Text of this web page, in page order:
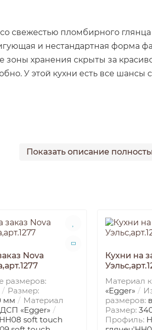
свежестью пломбирного
и нестандартная форма
хранения скрыты за
У этой кухни есть все
Показать описание
Nova
размеров:
Размер:
мм
Материал
«Egger»
HН08 soft touch
Кухни на
Материал
«Egger»
размеров:
Размер:
Профиль: